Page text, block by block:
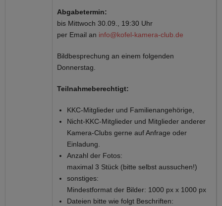
Abgabetermin:
bis Mittwoch 30.09., 19:30 Uhr
per Email an info@kofel-kamera-club.de
Bildbesprechung an einem folgenden
Donnerstag.
Teilnahmeberechtigt:
KKC-Mitglieder und Familienangehörige,
Nicht-KKC-Mitglieder und Mitglieder anderer
Kamera-Clubs gerne auf Anfrage oder
Einladung.
Anzahl der Fotos:
maximal 3 Stück (bitte selbst aussuchen!)
sonstiges:
Mindestformat der Bilder: 1000 px x 1000 px
Dateien bitte wie folgt Beschriften: